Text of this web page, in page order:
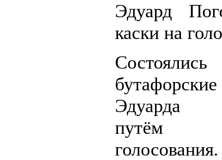
Эдуард
каски на
Эдуарда
путём